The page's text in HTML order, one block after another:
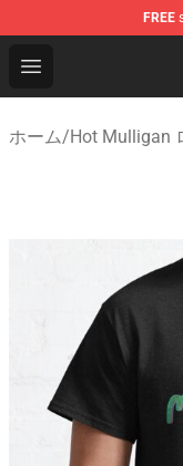
FREE
Open menu
Hot Mulligan
ホーム/Hot Mulligan